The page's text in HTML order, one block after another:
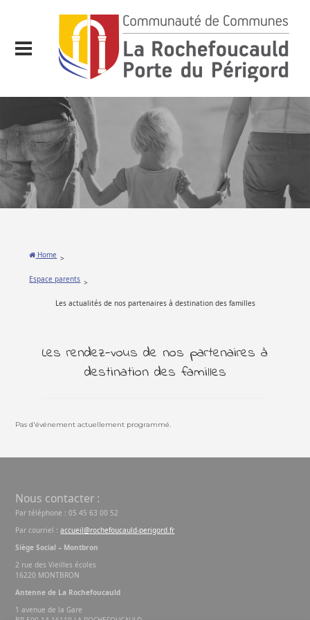
Home >
Espace parents >
Les actualités de nos partenaires à destination des familles
Les rendez-vous de nos partenaires à
destination des familles
Pas d'événement actuellement programmé.
Nous contacter :
Par téléphone : 05 45 63 00 52
Par courriel :accueil@rochefoucauld-perigord.fr
Siège Social – Montbron
2 rue des Vieilles écoles
16220 MONTBRON
Antenne de La Rochefoucauld
1 avenue de la Gare